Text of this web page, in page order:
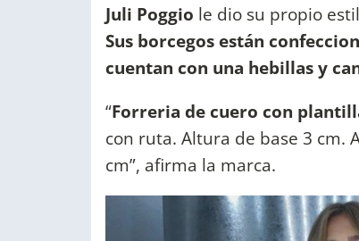
Juli Poggio le dio su propio
Sus borcegos están
cuentan con una hebillas y
“Forreria de cuero con
con ruta. Altura de base 3 cm.
cm”, afirma la marca.